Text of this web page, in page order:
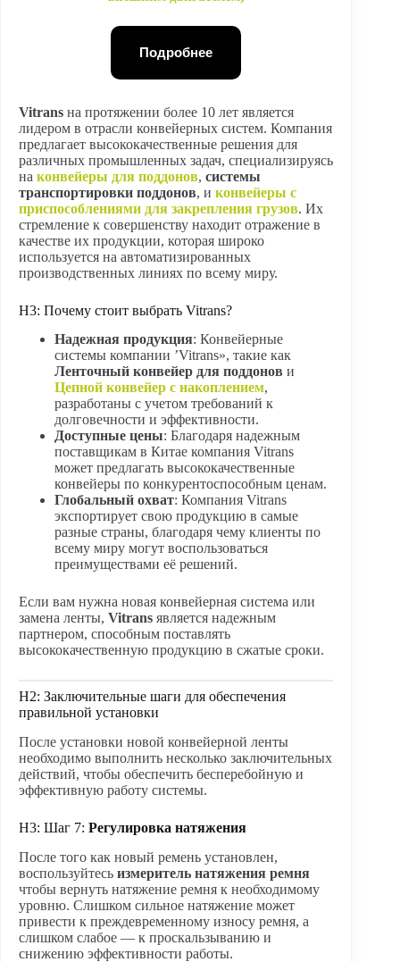
Подробнее
Vitrans на протяжении более 10 лет является
лидером в отрасли конвейерных систем. Компания
предлагает высококачественные решения для
различных промышленных задач, специализируясь
на конвейеры для поддонов, системы
транспортировки поддонов, и конвейеры с
приспособлениями для закрепления грузов. Их
стремление к совершенству находит отражение в
качестве их продукции, которая широко
используется на автоматизированных
производственных линиях по всему миру.
H3: Почему стоит выбрать Vitrans?
Надежная продукция: Конвейерные
системы компании ’Vitrans», такие как
Ленточный конвейер для поддонов и
Цепной конвейер с накоплением,
разработаны с учетом требований к
долговечности и эффективности.
Доступные цены: Благодаря надежным
поставщикам в Китае компания Vitrans
может предлагать высококачественные
конвейеры по конкурентоспособным ценам.
Глобальный охват: Компания Vitrans
экспортирует свою продукцию в самые
разные страны, благодаря чему клиенты по
всему миру могут воспользоваться
преимуществами её решений.
Если вам нужна новая конвейерная система или
замена ленты, Vitrans является надежным
партнером, способным поставлять
высококачественную продукцию в сжатые сроки.
H2: Заключительные шаги для обеспечения
правильной установки
После установки новой конвейерной ленты
необходимо выполнить несколько заключительных
действий, чтобы обеспечить бесперебойную и
эффективную работу системы.
H3: Шаг 7: Регулировка натяжения
После того как новый ремень установлен,
воспользуйтесь измеритель натяжения ремня
чтобы вернуть натяжение ремня к необходимому
уровню. Слишком сильное натяжение может
привести к преждевременному износу ремня, а
слишком слабое — к проскальзыванию и
снижению эффективности работы.